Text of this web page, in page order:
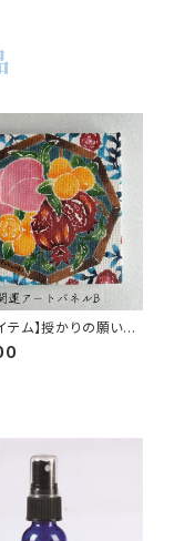
テム】授かりの願い
彩りに込めて～妊活
運紅型アートパネル